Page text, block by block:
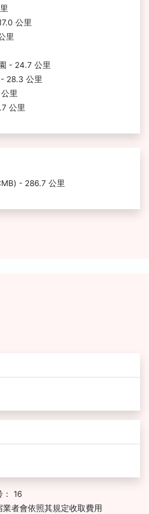
公里
里
- 24.7 公里
28.3 公里
里
公里
- 286.7 公里
： 16
者會依照其規定收取費用